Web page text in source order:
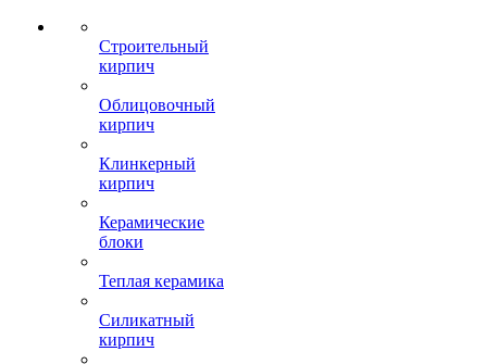
Строительный
кирпич
Облицовочный
кирпич
Клинкерный
кирпич
Керамические
блоки
Теплая керамика
Силикатный
кирпич